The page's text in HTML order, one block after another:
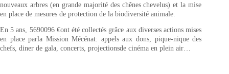
nouveaux arbres (en grande majorité des chênes chevelus) et la mise
en place de mesures de protection de la biodiversité animale.
En 5 ans, 5690096 €ont été collectés grâce aux diverses actions mises
en place parla Mission Mécénat: appels aux dons, pique-nique des
chefs, diner de gala, concerts, projectionsde cinéma en plein air…